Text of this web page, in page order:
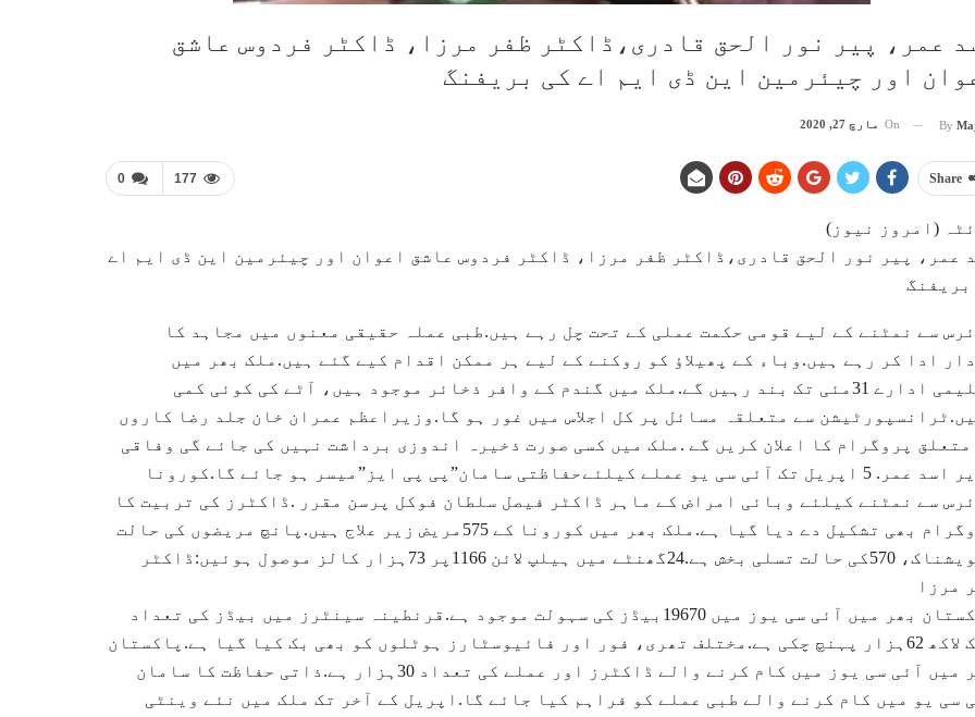
عمر، پیر نور الحق قادری،ڈاکٹر ظفر مرزا، ڈاکٹر فردوس عاشق
اور چیئرمین این ڈی ایم اے کی بریفنگ
By
On مارچ 27, 2020
0 177 Share
(امروز نیوز)
عمر، پیر نور الحق قادری،ڈاکٹر ظفر مرزا، ڈاکٹر فردوس عاشق اعوان اور چیئرمین این ڈی ایم اے
بریفنگ
سے نمٹنے کے لیے قومی حکمت عملی کے تحت چل رہے ہیں.طبی عملہ حقیقی معنوں میں مجاہد کا
ادا کر رہے ہیں.وباء کے پھیلاؤ کو روکنے کے لیے ہر ممکن اقدام کیے گئے ہیں.ملک بھر میں
تعلیمی ادارے 31مئی تک بند رہیں گے.ملک میں گندم کے وافر ذخائر موجود ہیں، آٹے کی کوئی کمی
سے متعلقہ مسائل پر کل اجلاس میں غور ہو گا.وزیراعظم عمران خان جلد رضا کاروں
متعلق پروگرام کا اعلان کریں گے .ملک میں کسی صورت ذخیرہ اندوزی برداشت نہیں کی جائے گی وفاقی
وزیر اسد عمر. 5 اپریل تک آئی سی یو عملے کیلئےحفاظتی سامان”پی پی ایز”میسر ہو جائے گا.کورونا
سے نمٹنے کیلئے وبائی امراض کے ماہر ڈاکٹر فیصل سلطان فوکل پرسن مقرر .ڈاکٹرز کی تربیت کا
پروگرام بھی تشکیل دے دیا گیا ہے.ملک بھر میں کورونا کے 575مریض زیر علاج ہیں.پانچ مریضوں کی حالت
تشویشناک، 570کی حالت تسلی بخش ہے.24گھنٹے میں ہیلپ لائن 1166پر 73ہزار کالز موصول ہوئیں:ڈاکٹر
مرزا
پاکستان بھر میں آئی سی یوز میں 19670بیڈز کی سہولت موجود ہے.قرنطینہ سینٹرز میں بیڈز کی تعداد
ایک لاکھ 62ہزار پہنچ چکی ہے.مختلف تھری، فور اور فائیوسٹارز ہوٹلوں کو بھی بک کیا گیا ہے.پاکستان
بھر میں آئی سی یوز میں کام کرنے والے ڈاکٹرز اور عملے کی تعداد 30ہزار ہے.ذاتی حفاظت کا سامان
سی یو میں کام کرنے والے طبی عملے کو فراہم کیا جائے گا.اپریل کے آخر تک ملک میں نئے وینٹی